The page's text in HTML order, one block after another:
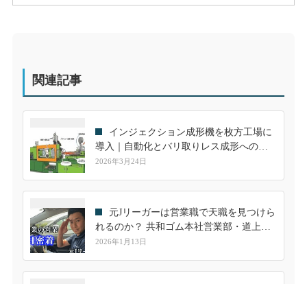
関連記事
インジェクション成形機を枚方工場に
導入｜自動化とバリ取りレス成形への挑
戦
2026年3月24日
元Jリーガーは営業職で天職を見つけら
れるのか？ 共和ゴム本社営業部・道上隼
人の一日に密着
2026年1月13日